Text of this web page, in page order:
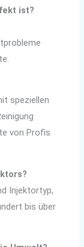
ist?
speziellen
von Profis
Injektortyp,
bis über